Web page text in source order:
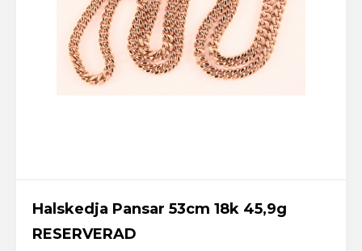
Logga in
Glömt lösenordet? Fixa ett nytt här!
Skicka
Halskedja Pansar 53cm 18k 45,9g
RESERVERAD